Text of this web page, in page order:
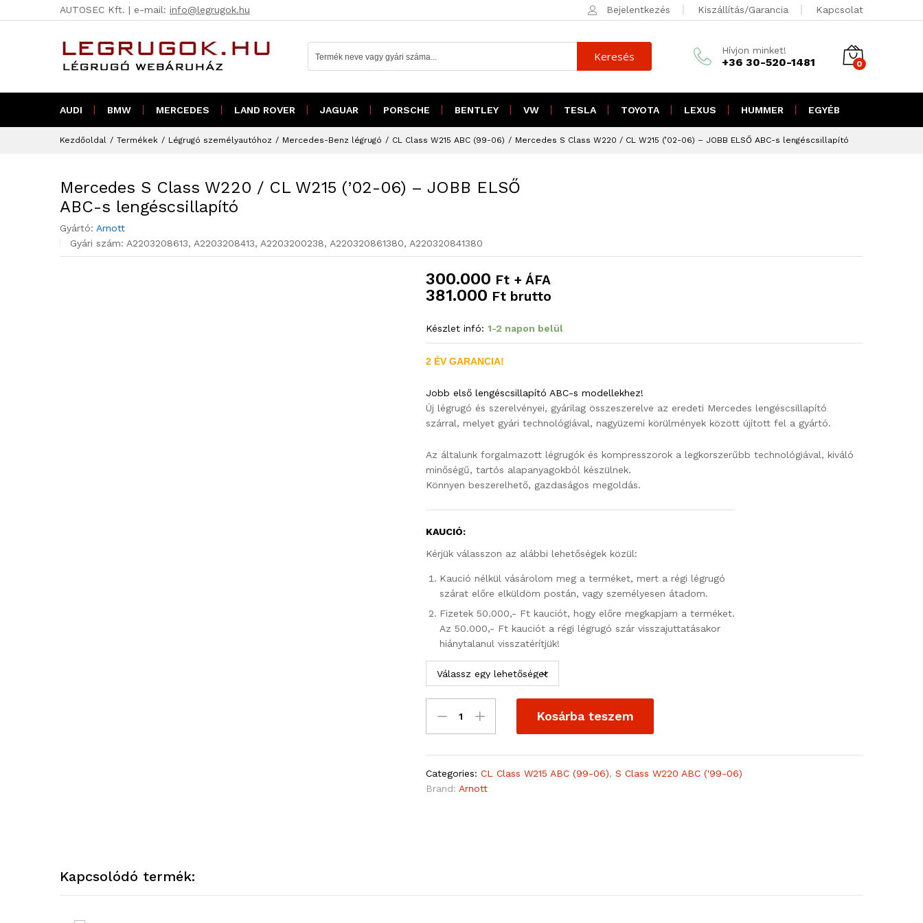
AUTOSEC Kft. | e-mail: info@legrugok.hu Bejelentkezés Kiszállítás/Garancia Kapcsolat
Keresés Hívjon minket!
+36 30-520-1481 0
AUDI BMW MERCEDES LAND ROVER JAGUAR PORSCHE BENTLEY VW TESLA TOYOTA LEXUS HUMMER EGYÉB
Kezdőoldal / Termékek / Légrugó személyautóhoz / Mercedes-Benz légrugó / CL Class W215 ABC (99-06) / Mercedes S Class W220 / CL W215 (’02-06) – JOBB ELSŐ ABC-s lengéscsillapító
Mercedes S Class W220 / CL W215 (’02-06) – JOBB ELSŐ
ABC-s lengéscsillapító
Gyártó: Arnott
Gyári szám: A2203208613, A2203208413, A2203200238, A220320861380, A220320841380
300.000 Ft + ÁFA
381.000 Ft brutto
Készlet infó: 1-2 napon belül
2 ÉV GARANCIA!
Jobb első lengéscsillapító ABC-s modellekhez!
Új légrugó és szerelvényei, gyárilag összeszerelve az eredeti Mercedes lengéscsillapító
szárral, melyet gyári technológiával, nagyüzemi körülmények között újított fel a gyártó.
Az általunk forgalmazott légrugók és kompresszorok a legkorszerűbb technológiával, kiváló
minőségű, tartós alapanyagokból készülnek.
Könnyen beszerelhető, gazdaságos megoldás.
KAUCIÓ:
Kérjük válasszon az alábbi lehetőségek közül:
Kaució nélkül vásárolom meg a terméket, mert a régi légrugó
szárat előre elküldöm postán, vagy személyesen átadom.
Fizetek 50.000,- Ft kauciót, hogy előre megkapjam a terméket.
Az 50.000,- Ft kauciót a régi légrugó szár visszajuttatásakor
hiánytalanul visszatérítjük!
Kosárba teszem
Categories:CL Class W215 ABC (99-06),S Class W220 ABC ('99-06)
Brand: Arnott
Kapcsolódó termék:
Mercedes S Class W220 / CL W215 ('02-06) - JOBB ELSŐ ABC-s
300.000
Ft +
ÁFA
brutto